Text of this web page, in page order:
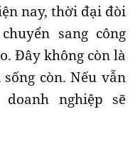
nay, thời đại đòi
sang công
Đây không còn là
còn. Nếu vẫn
nghiệp sẽ